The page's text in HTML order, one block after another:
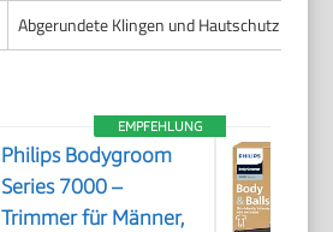
Abgerundete Klingen und Hautschutz
EMPFEHLUNG
Philips Bodygroom
Series 7000 –
Trimmer für Männer,